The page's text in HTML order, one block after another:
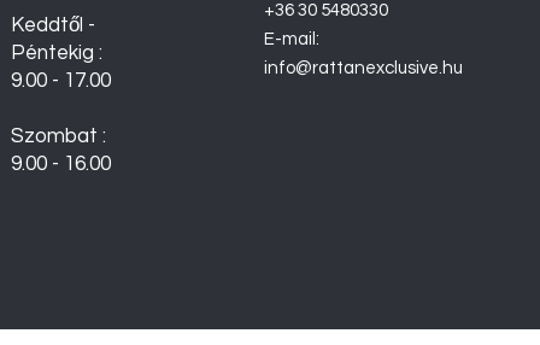
Keddtől -
Péntekig :
9.00 - 17.00
Szombat :
9.00 - 16.00
+36 30 5480330
E-mail:
info@rattanexclusive.hu